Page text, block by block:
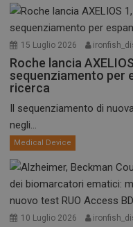
15 Luglio 2026
Roche lancia
sequenziamento per
ricerca
Il sequenziamento di
negli...
Medical Device
10 Luglio 2026